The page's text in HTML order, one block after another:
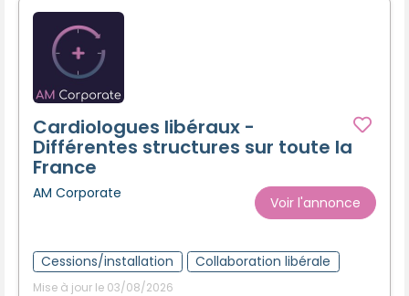
Cardiologues libéraux -
Différentes structures sur toute la
France
AM Corporate
Voir l'annonce
Cessions/installation Collaboration libérale
Mise à jour le 03/08/2026